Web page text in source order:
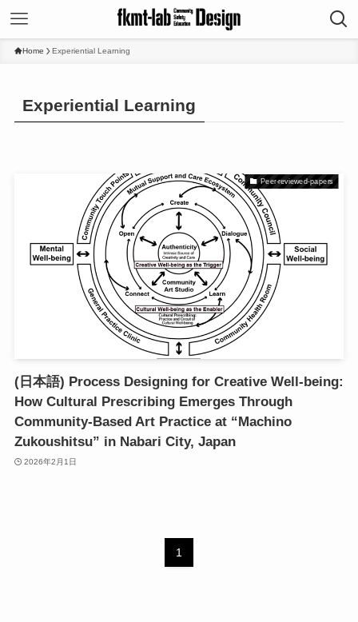
Home Experiential Learning
Experiential Learning
Peer-reviewed-papers
(日本語) Process Designing for Creative Well-being:
How Cultural Prescribing Emerges Through
Community-Based Art Practice at “Machino
Zukoushitsu” in Nabari City, Japan
2026年2月1日
1